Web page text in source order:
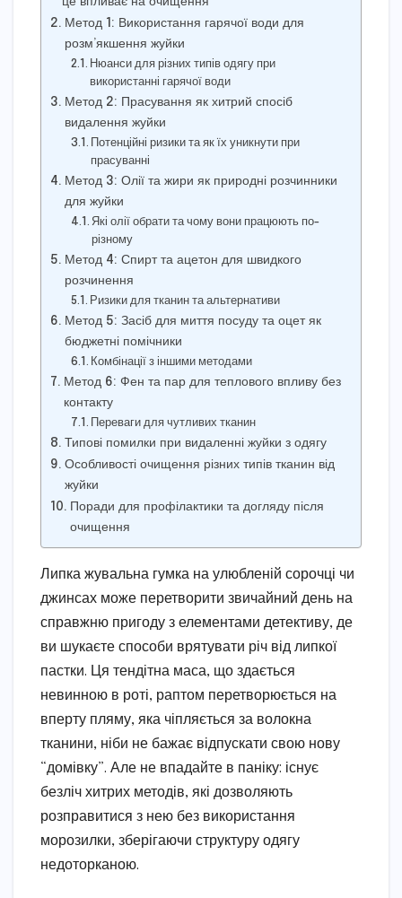
Метод 1: Використання гарячої води для
розм’якшення жуйки
Нюанси для різних типів одягу при
використанні гарячої води
Метод 2: Прасування як хитрий спосіб
видалення жуйки
Потенційні ризики та як їх уникнути при
прасуванні
Метод 3: Олії та жири як природні розчинники
для жуйки
Які олії обрати та чому вони працюють по-
різному
Метод 4: Спирт та ацетон для швидкого
розчинення
Ризики для тканин та альтернативи
Метод 5: Засіб для миття посуду та оцет як
бюджетні помічники
Комбінації з іншими методами
Метод 6: Фен та пар для теплового впливу без
контакту
Переваги для чутливих тканин
Типові помилки при видаленні жуйки з одягу
Особливості очищення різних типів тканин від
жуйки
Поради для профілактики та догляду після
очищення
Липка жувальна гумка на улюбленій сорочці чи
джинсах може перетворити звичайний день на
справжню пригоду з елементами детективу, де
ви шукаєте способи врятувати річ від липкої
пастки. Ця тендітна маса, що здається
невинною в роті, раптом перетворюється на
вперту пляму, яка чіпляється за волокна
тканини, ніби не бажає відпускати свою нову
“домівку”. Але не впадайте в паніку: існує
безліч хитрих методів, які дозволяють
розправитися з нею без використання
морозилки, зберігаючи структуру одягу
недоторканою.